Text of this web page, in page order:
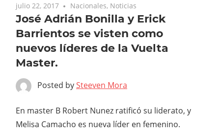
julio 22, 2017 Nacionales, Noticias
José Adrián Bonilla y Erick
Barrientos se visten como
nuevos líderes de la Vuelta
Master.
Posted bySteeven Mora
En master B Robert Nunez ratificó su liderato, y
Melisa Camacho es nueva líder en femenino.